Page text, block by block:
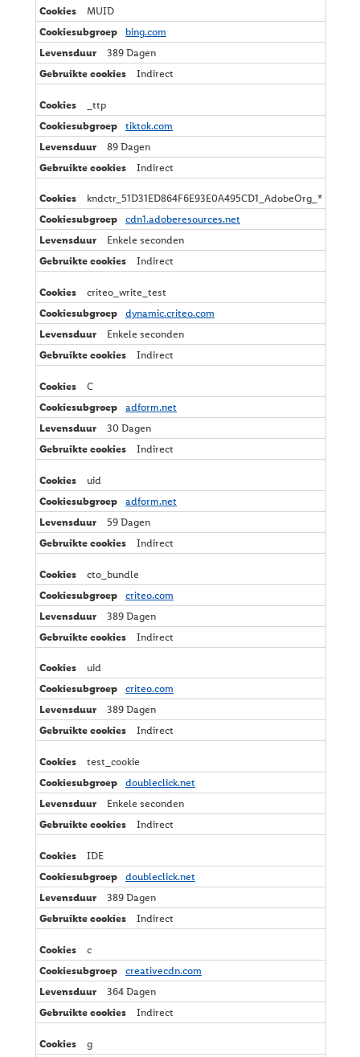
MUID
bing.com
389 Dagen
Indirect
_ttp
tiktok.com
89 Dagen
Indirect
kndctr_51D31ED864F6E93E0A495CD1_AdobeOrg_*
cdn1.adoberesources.net
Enkele seconden
Indirect
criteo_write_test
dynamic.criteo.com
Enkele seconden
Indirect
C
adform.net
30 Dagen
Indirect
uid
adform.net
59 Dagen
Indirect
cto_bundle
criteo.com
389 Dagen
Indirect
uid
criteo.com
389 Dagen
Indirect
test_cookie
doubleclick.net
Enkele seconden
Indirect
IDE
doubleclick.net
389 Dagen
Indirect
c
creativecdn.com
364 Dagen
Indirect
g